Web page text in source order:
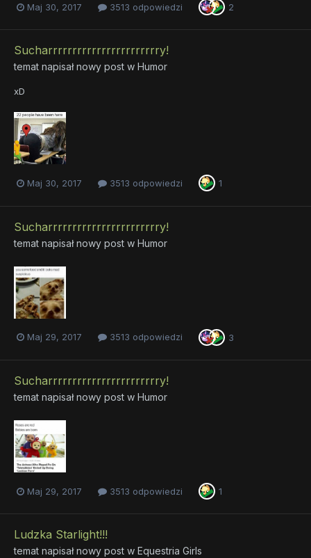
Maj 30, 2017 3513 odpowiedzi 2
Sucharrrrrrrrrrrrrrrrrrrrrrry!
temat napisał nowy post w Humor
xD
Maj 30, 2017 3513 odpowiedzi 1
Sucharrrrrrrrrrrrrrrrrrrrrrry!
temat napisał nowy post w Humor
Maj 29, 2017 3513 odpowiedzi 3
Sucharrrrrrrrrrrrrrrrrrrrrrry!
temat napisał nowy post w Humor
Maj 29, 2017 3513 odpowiedzi 1
Ludzka Starlight!!!
temat napisał nowy post w Equestria Girls